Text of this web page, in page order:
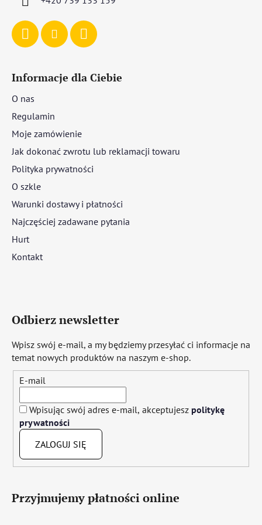
Informacje dla Ciebie
O nas
Regulamin
Moje zamówienie
Jak dokonać zwrotu lub reklamacji towaru
Polityka prywatności
O szkle
Warunki dostawy i płatności
Najczęściej zadawane pytania
Hurt
Kontakt
Odbierz newsletter
Wpisz swój e-mail, a my będziemy przesyłać ci informacje na
temat nowych produktów na naszym e-shop.
E-mail
Wpisując swój adres e-mail, akceptujesz politykę
prywatności
ZALOGUJ SIĘ
Przyjmujemy płatności online